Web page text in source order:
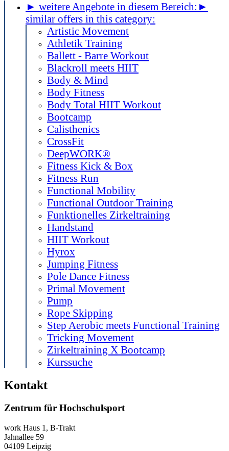
► weitere Angebote in diesem Bereich: ►
similar offers in this category:
Artistic Movement
Athletik Training
Ballett - Barre Workout
Blackroll meets HIIT
Body & Mind
Body Fitness
Body Total HIIT Workout
Bootcamp
Calisthenics
CrossFit
DeepWORK®
Fitness Kick & Box
Fitness Run
Functional Mobility
Functional Outdoor Training
Funktionelles Zirkeltraining
Handstand
HIIT Workout
Hyrox
Jumping Fitness
Pole Dance Fitness
Primal Movement
Pump
Rope Skipping
Step Aerobic meets Functional Training
Tricking Movement
Zirkeltraining X Bootcamp
Kurssuche
Kontakt
Zentrum für Hochschulsport
work Haus 1, B-Trakt
Jahnallee 59
04109 Leipzig